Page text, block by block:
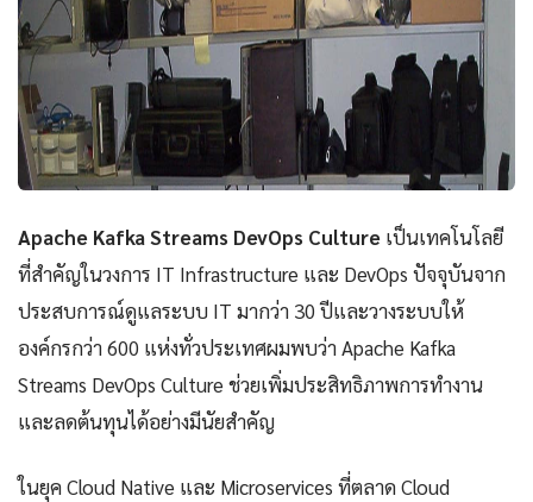
Apache Kafka Streams DevOps Culture เป็นเทคโนโลยี
ที่สำคัญในวงการ IT Infrastructure และ DevOps ปัจจุบันจาก
ประสบการณ์ดูแลระบบ IT มากว่า 30 ปีและวางระบบให้
องค์กรกว่า 600 แห่งทั่วประเทศผมพบว่า Apache Kafka
Streams DevOps Culture ช่วยเพิ่มประสิทธิภาพการทำงาน
และลดต้นทุนได้อย่างมีนัยสำคัญ
ในยุค Cloud Native และ Microservices ที่ตลาด Cloud